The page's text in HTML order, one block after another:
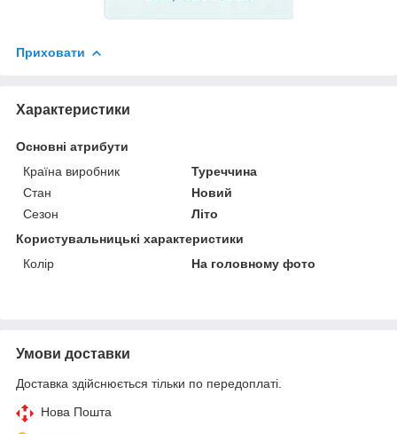
Приховати
Характеристики
Основні атрибути
Країна виробник
Туреччина
Стан
Новий
Сезон
Літо
Користувальницькі характеристики
Колір
На головному фото
Умови доставки
Доставка здійснюється тільки по передоплаті.
Нова Пошта